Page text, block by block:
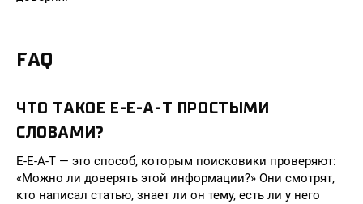
FAQ
ЧТО ТАКОЕ E-E-A-T ПРОСТЫМИ
СЛОВАМИ?
E-E-A-T — это способ, которым поисковики проверяют:
«Можно ли доверять этой информации?» Они смотрят,
кто написал статью, знает ли он тему, есть ли у него